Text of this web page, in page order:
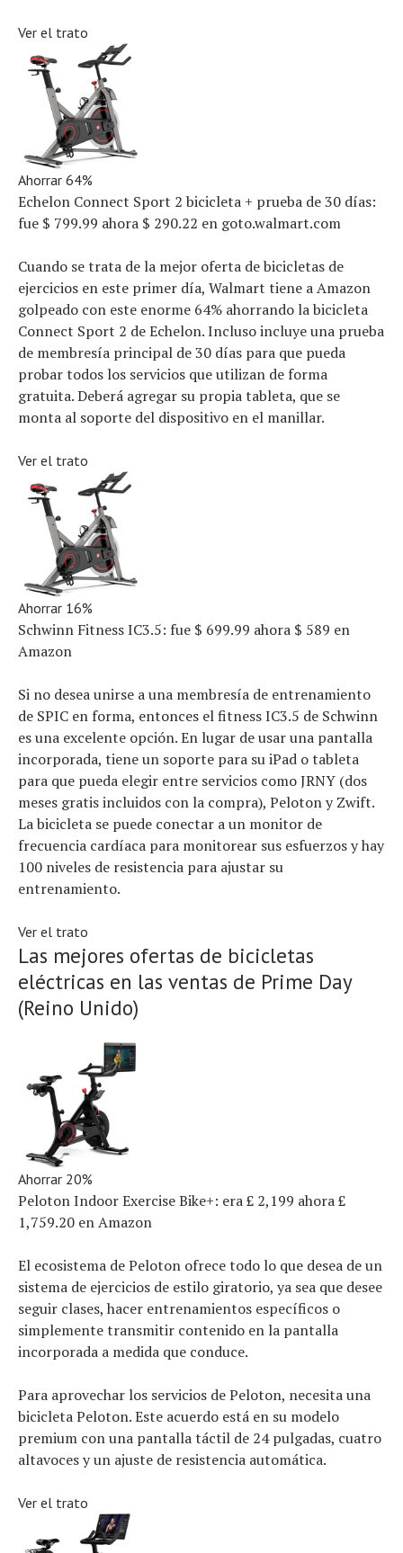
Ver el trato
Ahorrar 64%
Echelon Connect Sport 2 bicicleta + prueba de 30 días:
fue $ 799.99 ahora $ 290.22 en goto.walmart.com
Cuando se trata de la mejor oferta de bicicletas de
ejercicios en este primer día, Walmart tiene a Amazon
golpeado con este enorme 64% ahorrando la bicicleta
Connect Sport 2 de Echelon. Incluso incluye una prueba
de membresía principal de 30 días para que pueda
probar todos los servicios que utilizan de forma
gratuita. Deberá agregar su propia tableta, que se
monta al soporte del dispositivo en el manillar.
Ver el trato
Ahorrar 16%
Schwinn Fitness IC3.5: fue $ 699.99 ahora $ 589 en
Amazon
Si no desea unirse a una membresía de entrenamiento
de SPIC en forma, entonces el fitness IC3.5 de Schwinn
es una excelente opción. En lugar de usar una pantalla
incorporada, tiene un soporte para su iPad o tableta
para que pueda elegir entre servicios como JRNY (dos
meses gratis incluidos con la compra), Peloton y Zwift.
La bicicleta se puede conectar a un monitor de
frecuencia cardíaca para monitorear sus esfuerzos y hay
100 niveles de resistencia para ajustar su
entrenamiento.
Ver el trato
Las mejores ofertas de bicicletas
eléctricas en las ventas de Prime Day
(Reino Unido)
Ahorrar 20%
Peloton Indoor Exercise Bike+: era £ 2,199 ahora £
1,759.20 en Amazon
El ecosistema de Peloton ofrece todo lo que desea de un
sistema de ejercicios de estilo giratorio, ya sea que desee
seguir clases, hacer entrenamientos específicos o
simplemente transmitir contenido en la pantalla
incorporada a medida que conduce.
Para aprovechar los servicios de Peloton, necesita una
bicicleta Peloton. Este acuerdo está en su modelo
premium con una pantalla táctil de 24 pulgadas, cuatro
altavoces y un ajuste de resistencia automática.
Ver el trato